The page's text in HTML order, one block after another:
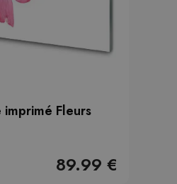
Fleurs
89.99 €